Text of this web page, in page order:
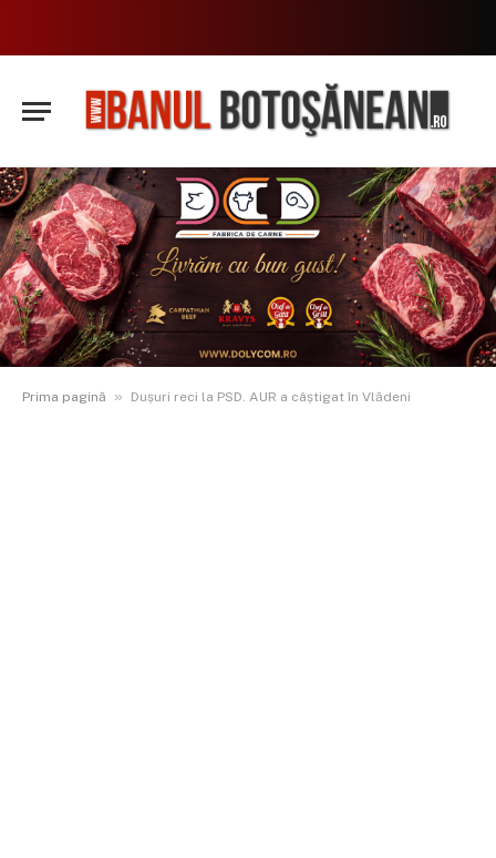
Prima pagină » Dușuri reci la PSD. AUR a câștigat în Vlădeni